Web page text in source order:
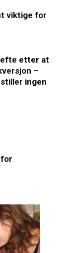
viktige for
etter at
–
ingen